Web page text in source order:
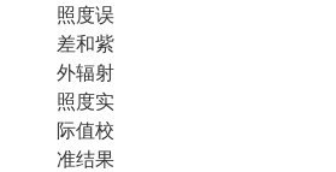
照度误
差和紫
外辐射
照度实
际值校
准结果